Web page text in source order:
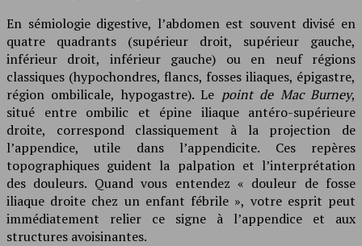
En sémiologie digestive, l’abdomen est souvent divisé en
quatre quadrants (supérieur droit, supérieur gauche,
inférieur droit, inférieur gauche) ou en neuf régions
classiques (hypochondres, flancs, fosses iliaques, épigastre,
région ombilicale, hypogastre). Le point de Mac Burney,
situé entre ombilic et épine iliaque antéro-supérieure
droite, correspond classiquement à la projection de
l’appendice, utile dans l’appendicite. Ces repères
topographiques guident la palpation et l’interprétation
des douleurs. Quand vous entendez « douleur de fosse
iliaque droite chez un enfant fébrile », votre esprit peut
immédiatement relier ce signe à l’appendice et aux
structures avoisinantes.